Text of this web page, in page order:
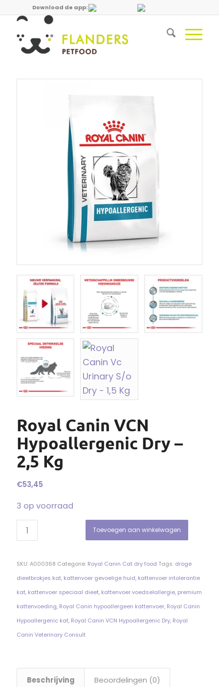
Download de app:
Royal Canin VCN
Hypoallergenic Dry –
2,5 Kg
€53,45
3 op voorraad
Toevoegen aan winkelwagen
SKU:A000368 Categorie: Royal Canin Cat dry food Tags: droge
dieetbrokjes kat, kattenvoer gevoelige huid, kattenvoer intolerantie
kat, kattenvoer speciaal dieet, kattenvoer voedselallergie, premium
kattenvoeding, Royal Canin hypoallergeen kattenvoer, Royal Canin
Hypoallergenic kat, Royal Canin VCN Hypoallergenic Dry, Royal
Canin Veterinary Consult
Beschrijving Beoordelingen (0)